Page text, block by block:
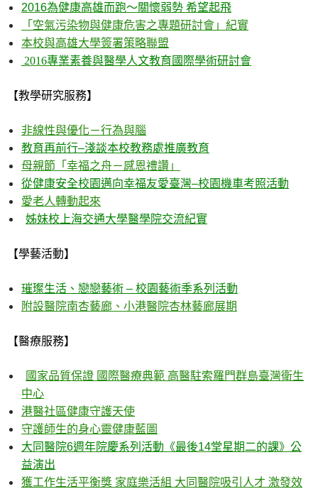
2016為健康高雄而跑～關懷弱勢 希望起飛
「空氣污染物與健康危害之專題研討會」紀實
本校與高雄大學簽署策略聯盟
2016專業素養與醫學人文教育國際學術研討會
【教學研究服務】
非線性與優化－行為與腦
教育再前行–淺談本校教務處推廣教育
母親節「幸福之舟－感恩禮讚」
從健康安全校園邁向幸福友愛臺灣–校園機車考照活動
愛老人轉動起來
姊妹校上海交通大學醫學院交流紀實
【學藝活動】
璀璨生活、戀戀藝術 – 校園藝術季系列活動
附設醫院南杏藝廊、小港醫院杏林藝廊展期
【醫療服務】
國家品質保證 國際醫療典範 高醫駐索羅門群島臺灣衛生
中心
港醫社區健康守護天使
守護師生的身心靈健康藍圖
大同醫院6週年院慶系列活動《最後14堂星期二的課》公
益演出
獲工作生活平衡獎 家庭樂活組 大同醫院吸引人才 激發效